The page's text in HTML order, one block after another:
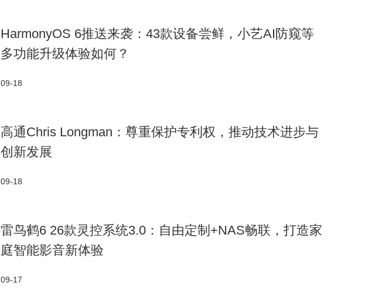
HarmonyOS 6推送来袭：43款设备尝鲜，小艺AI防窥等
多功能升级体验如何？
09-18
高通Chris Longman：尊重保护专利权，推动技术进步与
创新发展
09-18
雷鸟鹤6 26款灵控系统3.0：自由定制+NAS畅联，打造家
庭智能影音新体验
09-17